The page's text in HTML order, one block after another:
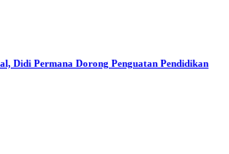
Didi Permana Dorong Penguatan Pendidikan